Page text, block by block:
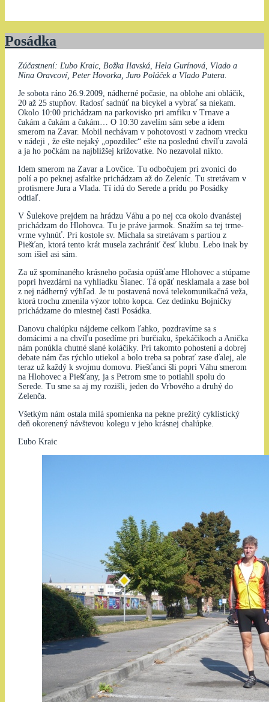
Posádka
Zúčastnení: Ľubo Kraic, Božka Ilavská, Hela Gurínová, Vlado a
Nina Oravcoví, Peter Hovorka, Juro Poláček a Vlado Putera.
Je sobota ráno 26.9.2009, nádherné počasie, na oblohe ani obláčik,
20 až 25 stupňov. Radosť sadnúť na bicykel a vybrať sa niekam.
Okolo 10:00 prichádzam na parkovisko pri amfiku v Trnave a
čakám a čakám a čakám… O 10:30 zavelím sám sebe a idem
smerom na Zavar. Mobil nechávam v pohotovosti v zadnom vrecku
v nádeji , že ešte nejaký „opozdilec“ ešte na poslednú chvíľu zavolá
a ja ho počkám na najbližšej križovatke. No nezavolal nikto.
Idem smerom na Zavar a Lovčice. Tu odbočujem pri zvonici do
polí a po peknej asfaltke prichádzam až do Zeleníc. Tu stretávam v
protismere Jura a Vlada. Tí idú do Serede a prídu po Posádky
odtiaľ.
V Šulekove prejdem na hrádzu Váhu a po nej cca okolo dvanástej
prichádzam do Hlohovca. Tu je práve jarmok. Snažím sa tej trme-
vrme vyhnúť. Pri kostole sv. Michala sa stretávam s partiou z
Piešťan, ktorá tento krát musela zachrániť česť klubu. Lebo inak by
som išiel asi sám.
Za už spomínaného krásneho počasia opúšťame Hlohovec a stúpame
popri hvezdárni na vyhliadku Šianec. Tá opäť nesklamala a zase bol
z nej nádherný výhľad. Je tu postavená nová telekomunikačná veža,
ktorá trochu zmenila výzor tohto kopca. Cez dedinku Bojničky
prichádzame do miestnej časti Posádka.
Danovu chalúpku nájdeme celkom ľahko, pozdravíme sa s
domácimi a na chvíľu posedíme pri burčiaku, špekáčikoch a Anička
nám ponúkla chutné slané koláčiky. Pri takomto pohostení a dobrej
debate nám čas rýchlo utiekol a bolo treba sa pobrať zase ďalej, ale
teraz už každý k svojmu domovu. Piešťanci šli popri Váhu smerom
na Hlohovec a Piešťany, ja s Petrom sme to potiahli spolu do
Serede. Tu sme sa aj my rozišli, jeden do Vrbového a druhý do
Zelenča.
Všetkým nám ostala milá spomienka na pekne prežitý cyklistický
deň okorenený návštevou kolegu v jeho krásnej chalúpke.
Ľubo Kraic